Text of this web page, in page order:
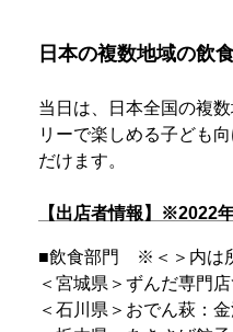
日本の複数地域の飲
当日は、日本全国の複
リーで楽しめる子ども
だけます。
【出店者情報】※2022
■飲食部門 ※＜＞内は
＜宮城県＞ずんだ専門
＜石川県＞おでん萩：